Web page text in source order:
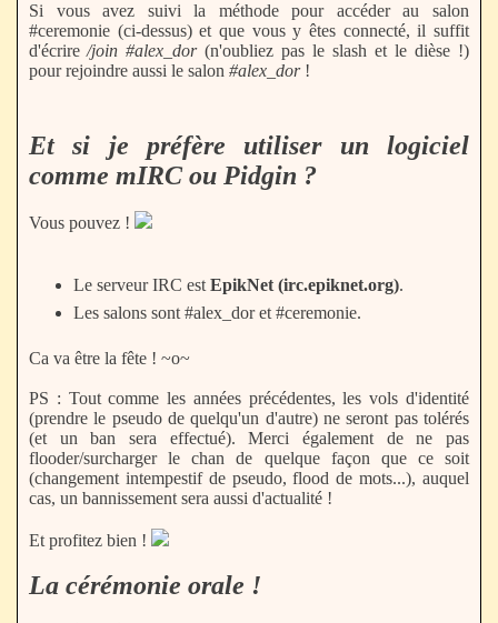
Si vous avez suivi la méthode pour accéder au salon
#ceremonie (ci-dessus) et que vous y êtes connecté, il suffit
d'écrire /join #alex_dor(n'oubliez pas le slash et le dièse !)
pour rejoindre aussi le salon #alex_dor!
Et si je préfère utiliser un logiciel
comme mIRC ou Pidgin ?
Vous pouvez !
Le serveur IRC est EpikNet (irc.epiknet.org).
Les salons sont #alex_dor et #ceremonie.
Ca va être la fête ! ~o~
PS : Tout comme les années précédentes, les vols d'identité
(prendre le pseudo de quelqu'un d'autre) ne seront pas tolérés
(et un ban sera effectué). Merci également de ne pas
flooder/surcharger le chan de quelque façon que ce soit
(changement intempestif de pseudo, flood de mots...), auquel
cas, un bannissement sera aussi d'actualité !
Et profitez bien !
La cérémonie orale !